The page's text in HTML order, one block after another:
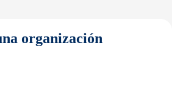
organización